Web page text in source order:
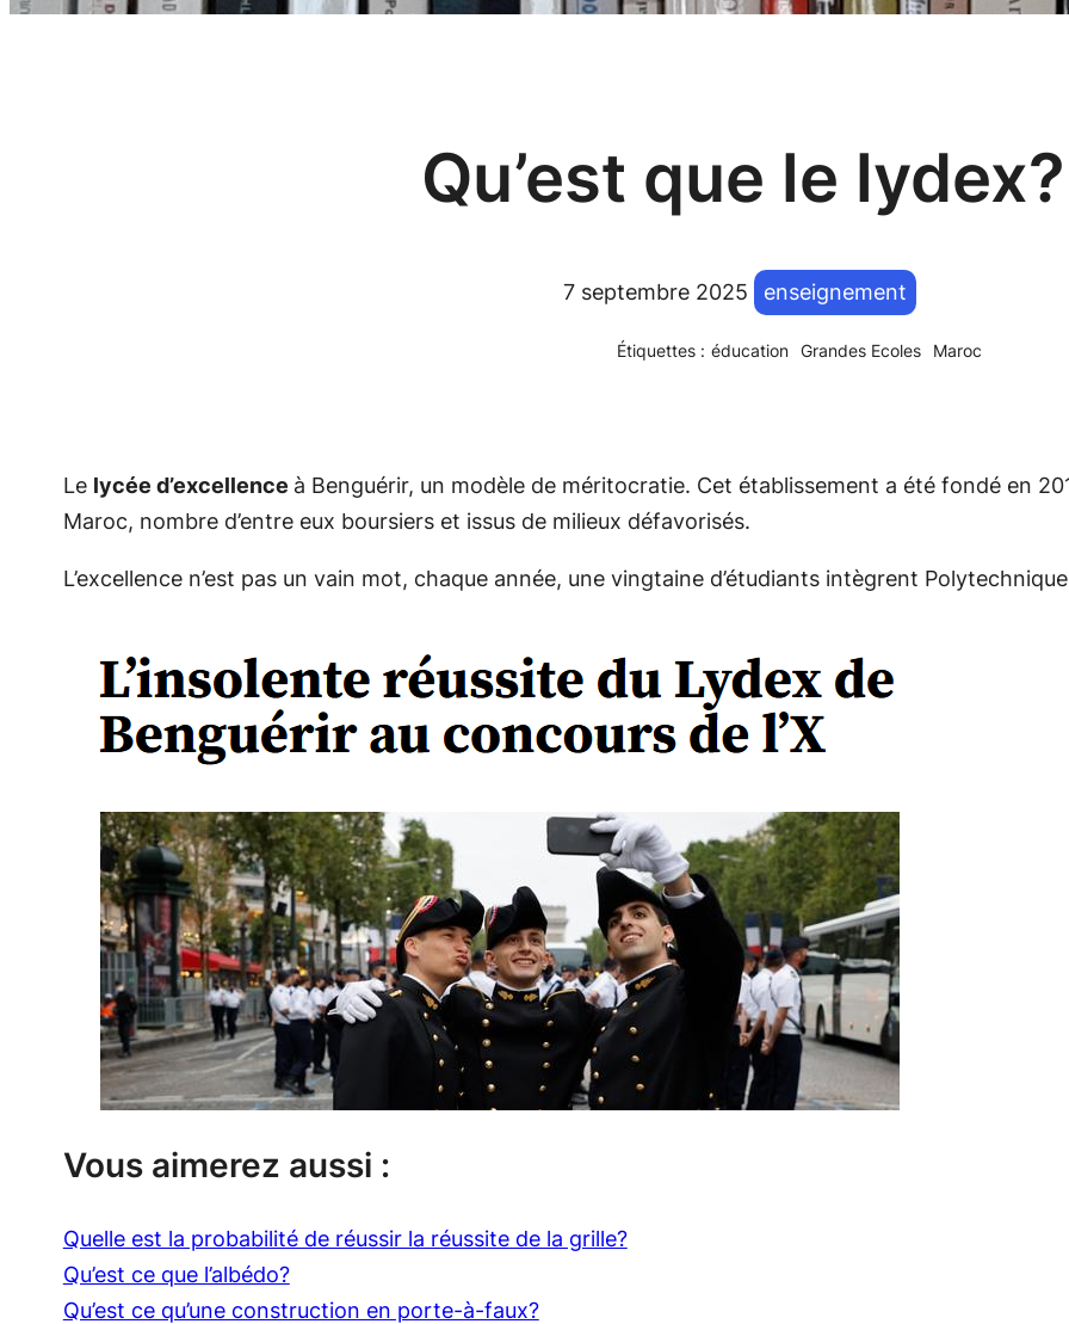
Qu’est que le lydex?
7 septembre 2025 enseignement
Étiquettes : éducation Grandes Ecoles Maroc
Le lycée d’excellence à Benguérir, un modèle de méritocratie. Cet établissement a été fondé en
Maroc, nombre d’entre eux boursiers et issus de milieux défavorisés.
L’excellence n’est pas un vain mot, chaque année, une vingtaine d’étudiants intègrent
Vous aimerez aussi :
Quelle est la probabilité de réussir la réussite de la grille?
Qu’est ce que l’albédo?
Qu’est ce qu’une construction en porte-à-faux?